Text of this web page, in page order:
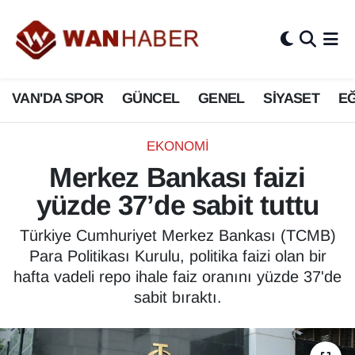
VAN'DA SPOR GÜNCEL GENEL SİYASET
EKONOMİ
Merkez Bankası faizi
yüzde 37’de sabit tuttu
Türkiye Cumhuriyet Merkez Bankası (TCMB)
Para Politikası Kurulu, politika faizi olan bir
hafta vadeli repo ihale faiz oranını yüzde 37'de
sabit bıraktı.
3.SAYFA
ASAYİŞ
BİLİM VE TEKNOLOJİ
Biyografi
Bölge Haberleri
ÇEVRE
Dernekler, Odalar
Van Nöbetçi Eczaneler
Van Hava Durumu
Van Namaz Vakitleri
Van Trafik Yoğunluk Haritası
Süper Lig Puan Durumu ve Fikstür
Tüm Manşetler
Son Dakika Haberleri